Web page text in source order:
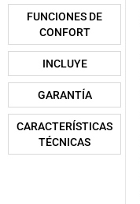
FUNCIONES DE
CONFORT
INCLUYE
GARANTÍA
CARACTERÍSTICAS
TÉCNICAS